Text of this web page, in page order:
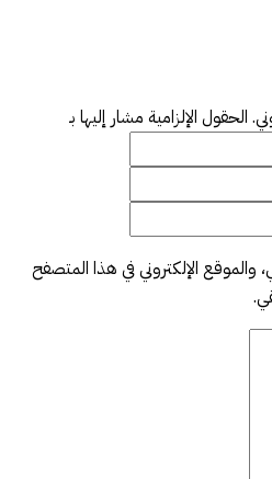
الحقول الإلزامية مشار إليها بـ
والموقع الإلكتروني في هذا المتصفح